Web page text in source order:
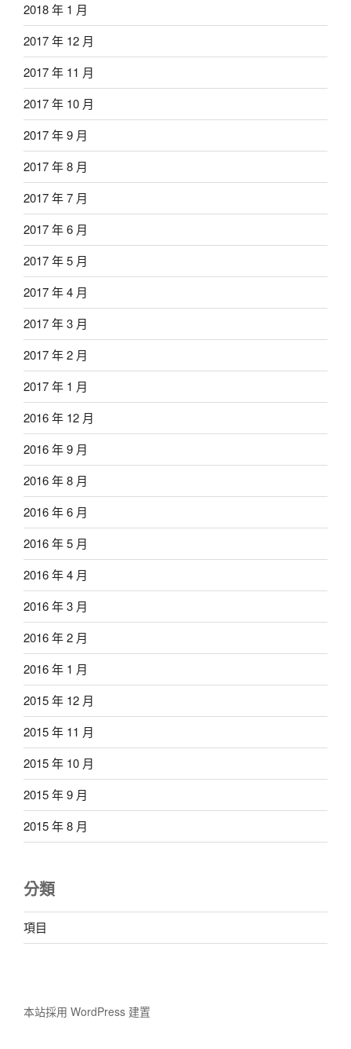
2018 年 1 月
2017 年 12 月
2017 年 11 月
2017 年 10 月
2017 年 9 月
2017 年 8 月
2017 年 7 月
2017 年 6 月
2017 年 5 月
2017 年 4 月
2017 年 3 月
2017 年 2 月
2017 年 1 月
2016 年 12 月
2016 年 9 月
2016 年 8 月
2016 年 6 月
2016 年 5 月
2016 年 4 月
2016 年 3 月
2016 年 2 月
2016 年 1 月
2015 年 12 月
2015 年 11 月
2015 年 10 月
2015 年 9 月
2015 年 8 月
分類
項目
本站採用 WordPress 建置